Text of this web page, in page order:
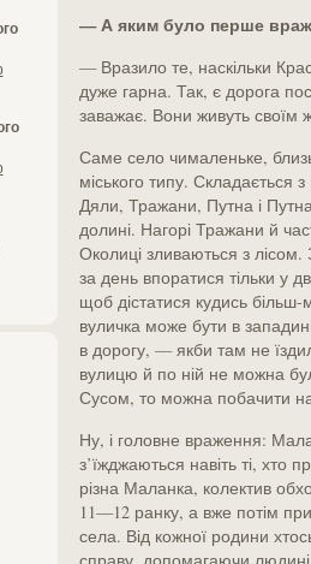
— А яким було перше
— Вразило те, наскільки
дуже гарна. Так, є дорога
заважає. Вони живуть своїм
Саме село чималеньке,
міського типу. Складається
Дяли, Тражани, Путна і
долині. Нагорі Тражани й
Околиці зливаються з лісом.
за день впоратися тільки у
щоб дістатися кудись
вуличка може бути в
в дорогу, — якби там не
вулицю й по ній не можна
Сусом, то можна побачити
Ну, і головне враження:
з’їжджаються навіть ті, хто
різна Маланка, колектив
11—12 ранку, а вже потім
села. Від кожної родини